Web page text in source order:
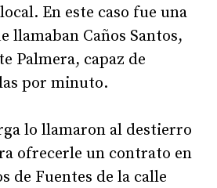
En este caso fue una
llamaban Caños Santos,
Palmera, capaz de
por minuto.
lo llamaron al destierro
ofrecerle un contrato en
de Fuentes de la calle